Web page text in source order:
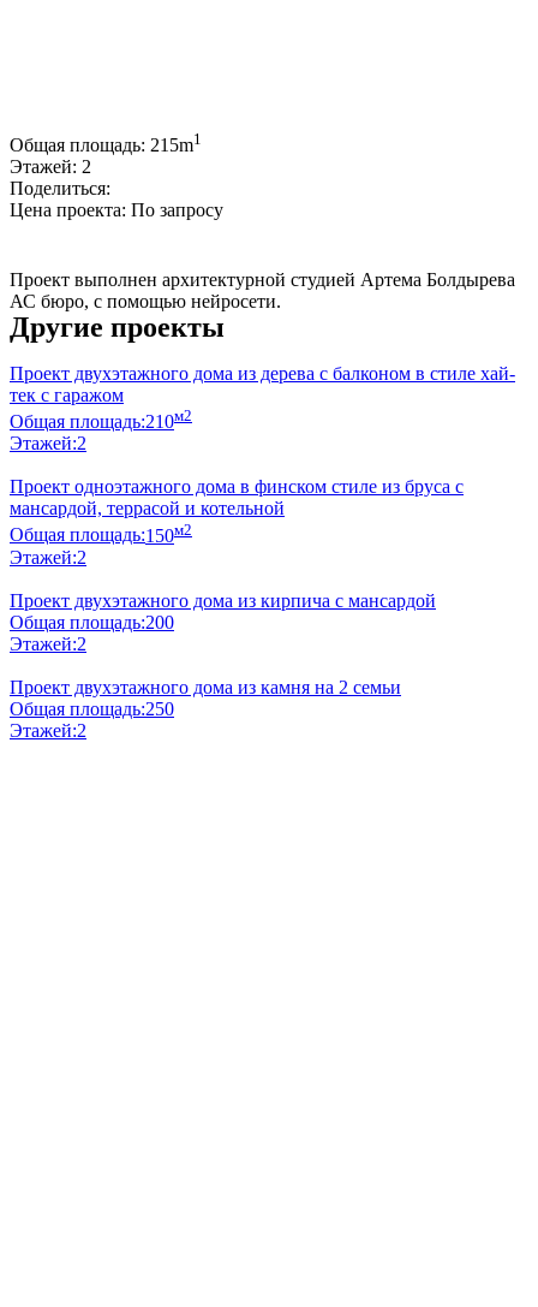
Общая площадь: 215m1
Этажей: 2
Поделиться:
Цена проекта: По запросу
Проект выполнен архитектурной студией Артема Болдырева
АС бюро, с помощью нейросети.
Другие проекты
Проект двухэтажного дома из дерева с балконом в стиле хай-
тек с гаражом
Общая площадь:210м2
Этажей:2
Проект одноэтажного дома в финском стиле из бруса с
мансардой, террасой и котельной
Общая площадь:150м2
Этажей:2
Проект двухэтажного дома из кирпича с мансардой
Общая площадь:200
Этажей:2
Проект двухэтажного дома из камня на 2 семьи
Общая площадь:250
Этажей:2